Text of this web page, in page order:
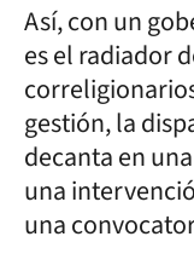
Así, con un
es el radiador
gestión, la
decanta en
una
una